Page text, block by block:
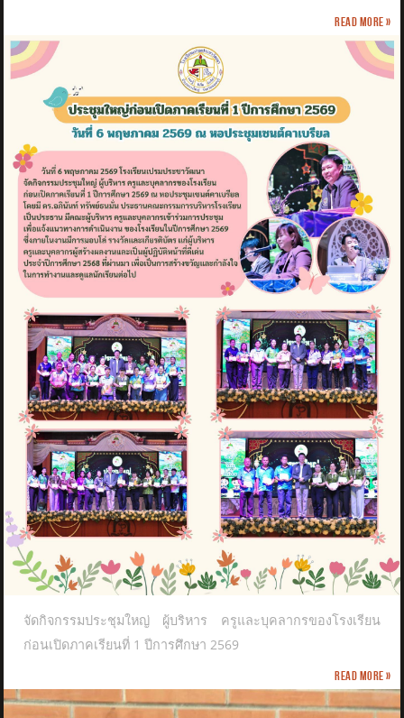
Read more »
จัดกิจกรรมประชุมใหญ่ ผู้บริหาร ครูและบุคลากรของโรงเรียน
ก่อนเปิดภาคเรียนที่ 1 ปีการศึกษา 2569
Read more »